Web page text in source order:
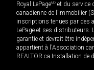
Royal LePageMD et du service
canadienne de l’immobilier
inscriptions tenues par des
LePage et ses
garantie et devrait être
appartient à l'Association
REALTOR.ca Installation